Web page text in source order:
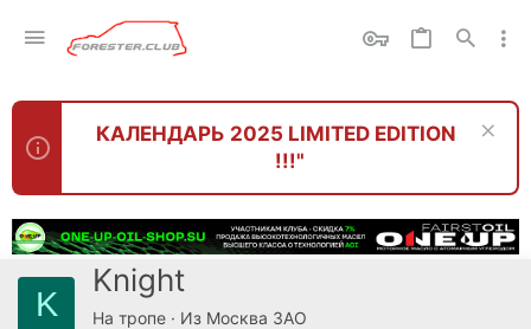
КАЛЕНДАРЬ 2025 LIMITED EDITION
!!!"
K
Knight
На тропе · Из Москва ЗАО